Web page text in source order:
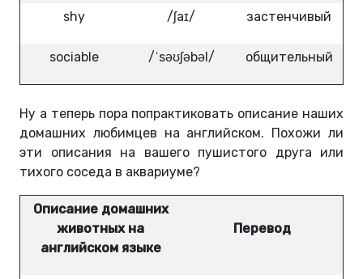
shy /ʃaɪ/ застенчивый
sociable /ˈsəʊʃəbəl/ общительный
Ну а теперь пора попрактиковать описание наших
домашних любимцев на английском. Похожи ли
эти описания на вашего пушистого друга или
тихого соседа в аквариуме?
Описание домашних
животных на
английском языке
Перевод